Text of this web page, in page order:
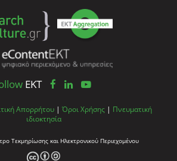
EKT
Απορρήτου | Όροι Χρήσης | Πνευματική
ιδιοκτησία
Τεκμηρίωσης και Ηλεκτρονικού Περιεχομένου